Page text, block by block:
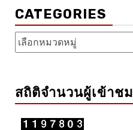
CATEGORIES
Categories
สถิติจำนวนผู้เข้าชม